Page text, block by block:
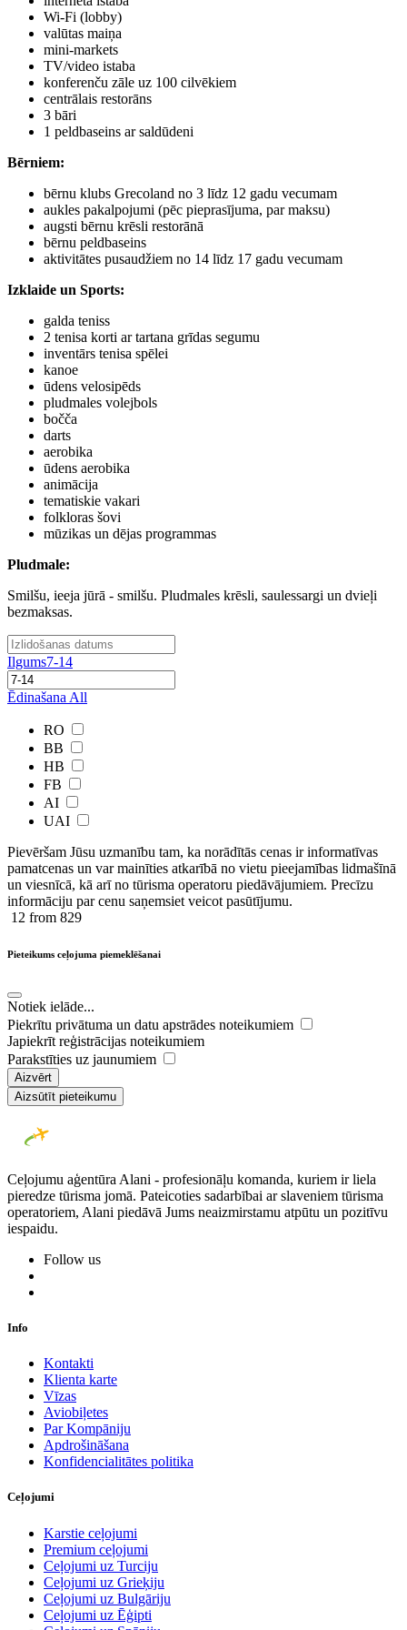
Wi-Fi (lobby)
valūtas maiņa
mini-markets
ТV/video istaba
konferenču zāle uz 100 cilvēkiem
centrālais restorāns
3 bāri
1 peldbaseins ar saldūdeni
Bērniem:
bērnu klubs Grecoland no 3 līdz 12 gadu vecumam
aukles pakalpojumi (pēc pieprasījuma, par maksu)
augsti bērnu krēsli restorānā
bērnu peldbaseins
aktivitātes pusaudžiem no 14 līdz 17 gadu vecumam
Izklaide un Sports:
galda teniss
2 tenisa korti ar tartana grīdas segumu
inventārs tenisa spēlei
kanoe
ūdens velosipēds
pludmales volejbols
bočča
darts
aerobika
ūdens aerobika
animācija
tematiskie vakari
folkloras šovi
mūzikas un dējas programmas
Pludmale:
Smilšu, ieeja jūrā - smilšu. Pludmales krēsli, saulessargi un dvieļi
bezmaksas.
Ilgums7-14
Ēdinašana All
RO
BB
HB
FB
AI
UAI
Pievēršam Jūsu uzmanību tam, ka norādītās cenas ir ​informatīvas ​
pamatcenas un var mainīties atkarībā ​no ​vietu pieejamības lidmašīnā
un viesnīcā, kā arī no tūrisma operatoru piedāvājumiem. Precīzu
informāciju par cenu saņemsiet veicot pasūtījumu.
12 from 829
Pieteikums ceļojuma piemeklēšanai
Notiek ielāde...
Piekrītu privātuma un datu apstrādes noteikumiem
Japiekrīt reģistrācijas noteikumiem
Parakstīties uz jaunumiem
Aizvērt
Aizsūtīt pieteikumu
Ceļojumu aģentūra Alani - profesionāļu komanda, kuriem ir liela
pieredze tūrisma jomā. Pateicoties sadarbībai ar slaveniem tūrisma
operatoriem, Alani piedāvā Jums neaizmirstamu atpūtu un pozitīvu
iespaidu.
Follow us
Info
Kontakti
Klienta karte
Vīzas
Aviobiļetes
Par Kompāniju
Apdrošināšana
Konfidencialitātes politika
Ceļojumi
Karstie ceļojumi
Premium ceļojumi
Ceļojumi uz Turciju
Ceļojumi uz Grieķiju
Ceļojumi uz Bulgāriju
Ceļojumi uz Ēģipti